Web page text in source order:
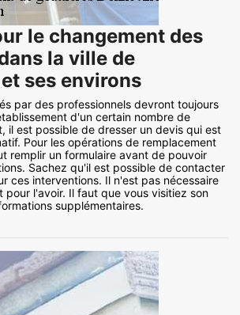
le changement des
la ville de
ses environs
par des professionnels devront toujours
d'un certain nombre de
il est possible de dresser un devis qui est
Pour les opérations de remplacement
remplir un formulaire avant de pouvoir
Sachez qu'il est possible de contacter
ces interventions. Il n'est pas nécessaire
pour l'avoir. Il faut que vous visitiez son
supplémentaires.